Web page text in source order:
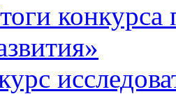
конкурса